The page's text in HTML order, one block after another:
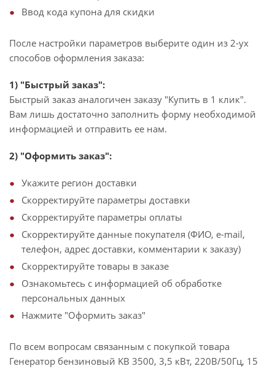
Ввод кода купона для скидки
После настройки параметров выберите один из 2-ух
способов оформления заказа:
1) "Быстрый заказ":
Быстрый заказ аналогичен заказу "Купить в 1 клик".
Вам лишь достаточно заполнить форму необходимой
информацией и отправить ее нам.
2) "Оформить заказ":
Укажите регион доставки
Скорректируйте параметры доставки
Скорректируйте параметры оплаты
Скорректируйте данные покупателя (ФИО, e-mail,
телефон, адрес доставки, комментарии к заказу)
Скорректируйте товары в заказе
Ознакомьтесь с информацией об обработке
персональных данных
Нажмите "Оформить заказ"
По всем вопросам связанным с покупкой товара
Генератор бензиновый KB 3500, 3,5 кВт, 220В/50Гц, 15